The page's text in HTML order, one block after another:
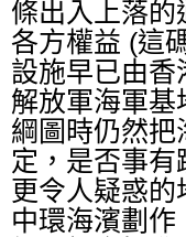
條出入上落
各方權益 (這
設施早已由
解放軍海軍
綱圖時仍然
定，是否事有
更令人疑惑
中環海濱劃